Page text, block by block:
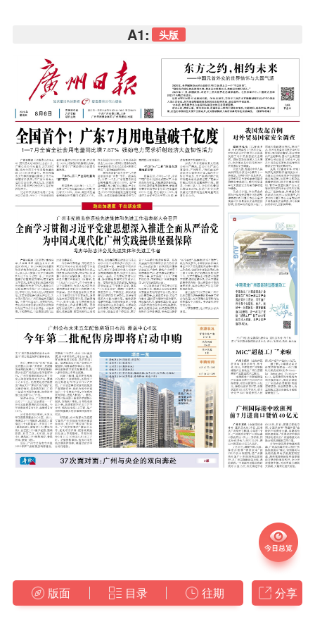
A1: 头版
版面 目录 往期 分享